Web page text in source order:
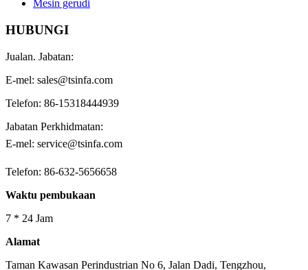
Mesin gerudi
HUBUNGI
Jualan. Jabatan:
E-mel: sales@tsinfa.com
Telefon: 86-15318444939
Jabatan Perkhidmatan:
E-mel: service@tsinfa.com
Telefon: 86-632-5656658
Waktu pembukaan
7 * 24 Jam
Alamat
Taman Kawasan Perindustrian No 6, Jalan Dadi, Tengzhou,